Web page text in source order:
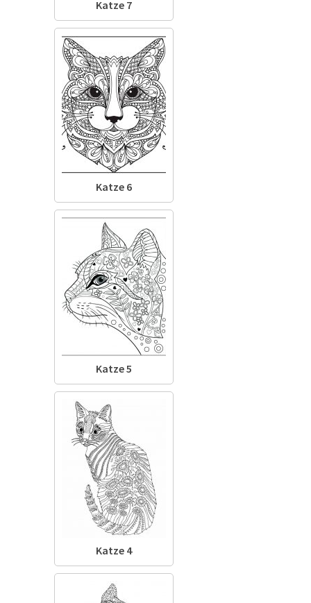
Katze 7
Katze 6
Katze 5
Katze 4